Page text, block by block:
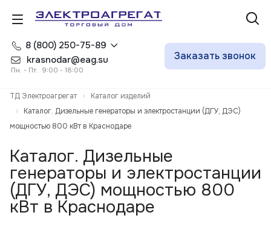
8 (800) 250-75-89
krasnodar@eag.su
Пн. - Пт. 9:00 - 18:00
Заказать звонок
ТД Электроагрегат
Каталог изделий
Каталог. Дизельные генераторы и электростанции (ДГУ, ДЭС)
мощностью 800 кВт в Краснодаре
Каталог. Дизельные
генераторы и электростанции
(ДГУ, ДЭС) мощностью 800
кВт в Краснодаре